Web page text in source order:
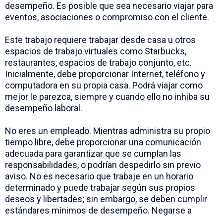
desempeño. Es posible que sea necesario viajar para
eventos, asociaciones o compromiso con el cliente.
Este trabajo requiere trabajar desde casa u otros
espacios de trabajo virtuales como Starbucks,
restaurantes, espacios de trabajo conjunto, etc.
Inicialmente, debe proporcionar Internet, teléfono y
computadora en su propia casa. Podrá viajar como
mejor le parezca, siempre y cuando ello no inhiba su
desempeño laboral.
No eres un empleado. Mientras administra su propio
tiempo libre, debe proporcionar una comunicación
adecuada para garantizar que se cumplan las
responsabilidades, o podrían despedirlo sin previo
aviso. No es necesario que trabaje en un horario
determinado y puede trabajar según sus propios
deseos y libertades; sin embargo, se deben cumplir
estándares mínimos de desempeño. Negarse a